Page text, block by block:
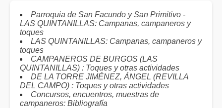
Parroquia de San Facundo y San Primitivo -
LAS QUINTANILLAS: Campanas, campaneros y
toques
LAS QUINTANILLAS: Campanas, campaneros y
toques
CAMPANEROS DE BURGOS (LAS
QUINTANILLAS) : Toques y otras actividades
DE LA TORRE JIMÉNEZ, ÁNGEL (REVILLA
DEL CAMPO) : Toques y otras actividades
Concursos, encuentros, muestras de
campaneros: Bibliografía